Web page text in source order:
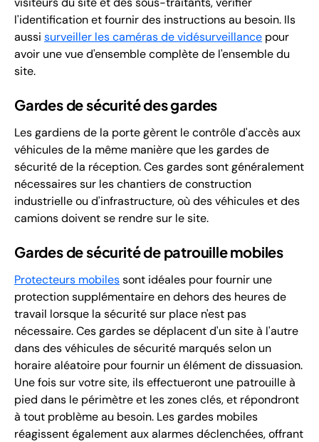
l'identification et fournir des instructions au besoin. Ils
aussi surveiller les caméras de vidésurveillance pour
avoir une vue d'ensemble complète de l'ensemble du
site.
Gardes de sécurité des gardes
Les gardiens de la porte gèrent le contrôle d'accès aux
véhicules de la même manière que les gardes de
sécurité de la réception. Ces gardes sont généralement
nécessaires sur les chantiers de construction
industrielle ou d'infrastructure, où des véhicules et des
camions doivent se rendre sur le site.
Gardes de sécurité de patrouille mobiles
Protecteurs mobilessont idéales pour fournir une
protection supplémentaire en dehors des heures de
travail lorsque la sécurité sur place n'est pas
nécessaire. Ces gardes se déplacent d'un site à l'autre
dans des véhicules de sécurité marqués selon un
horaire aléatoire pour fournir un élément de dissuasion.
Une fois sur votre site, ils effectueront une patrouille à
pied dans le périmètre et les zones clés, et répondront
à tout problème au besoin. Les gardes mobiles
réagissent également aux alarmes déclenchées, offrant